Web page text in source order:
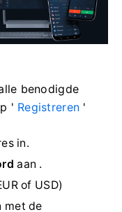
benodigde
' Registreren '
in.
aan .
of USD)
met de